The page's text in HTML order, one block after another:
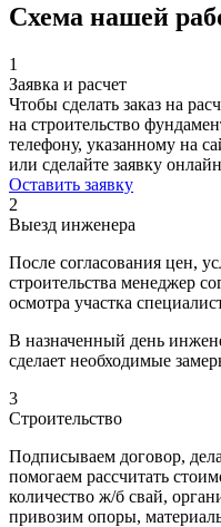
Схема нашей
1
Заявка и расчет
Чтобы сделать заказ на
на строительство
телефону, указанному на
или сделайте заявку
Оставить заявку
2
Выезд инженера
После согласования цен,
строительства менеджер
осмотра участка
В назначенный день
сделает необходимые
3
Строительство
Подписываем договор,
помогаем рассчитать
количество ж/б свай,
привозим опоры,